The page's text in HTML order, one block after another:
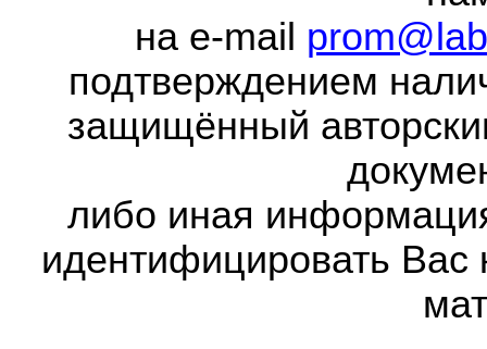
на e-mail
подтверждением
защищённый
либо иная
идентифицировать Вас